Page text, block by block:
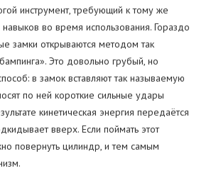
инструмент, требующий к тому же
во время использования. Гораздо
замки открываются методом так
Это довольно грубый, но
в замок вставляют так называемую
по ней короткие сильные удары
кинетическая энергия передаётся
вверх. Если поймать этот
повернуть цилиндр, и тем самым